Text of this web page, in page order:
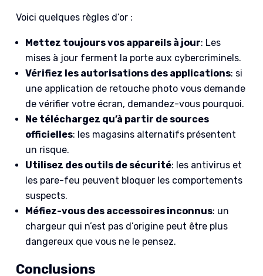
Voici quelques règles d’or :
Mettez toujours vos appareils à jour: Les
mises à jour ferment la porte aux cybercriminels.
Vérifiez les autorisations des applications: si
une application de retouche photo vous demande
de vérifier votre écran, demandez-vous pourquoi.
Ne téléchargez qu’à partir de sources
officielles: les magasins alternatifs présentent
un risque.
Utilisez des outils de sécurité: les antivirus et
les pare-feu peuvent bloquer les comportements
suspects.
Méfiez-vous des accessoires inconnus: un
chargeur qui n’est pas d’origine peut être plus
dangereux que vous ne le pensez.
Conclusions